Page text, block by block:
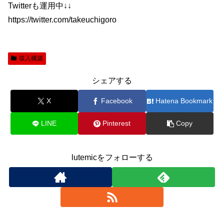
Twitterも運用中↓↓
https://twitter.com/takeuchigoro
収入構築
シェアする
X Facebook Hatena Bookmark
LINE Pinterest Copy
lutemicをフォローする